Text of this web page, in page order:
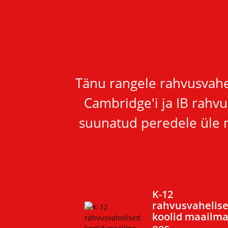
Tänu rangele
Cambridge'i ja IB
suunatud peredele üle
K-12
koolid maailma